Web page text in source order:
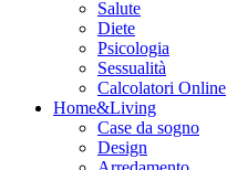
Salute
Diete
Psicologia
Sessualità
Calcolatori Online
Home&Living
Case da sogno
Design